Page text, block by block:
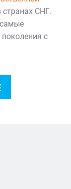
странах СНГ.
поколения с